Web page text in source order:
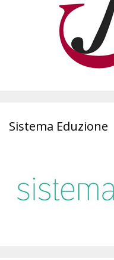
Sistema Eduzione